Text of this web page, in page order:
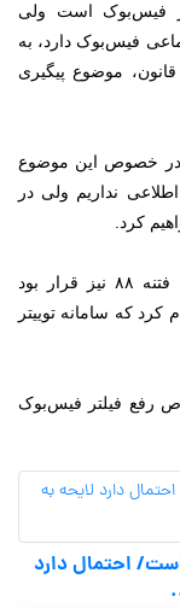
فیس‌بوک است ولی
فیس‌بوک دارد، به
موضوع پیگیری
در خصوص این موضوع
نداریم ولی در
کرد.
حجت‌الاسلام طاهری خاطرنشان کرد: در جریان فتنه ۸۸ نیز قرار بود
کرد که سامانه توییتر
رفع فیلتر فیس‌بوک
احتمال دارد